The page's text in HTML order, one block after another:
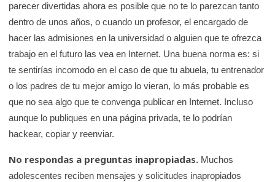
parecer divertidas ahora es posible que no te lo parezcan tanto
dentro de unos años, o cuando un profesor, el encargado de
hacer las admisiones en la universidad o alguien que te ofrezca
trabajo en el futuro las vea en Internet. Una buena norma es: si
te sentirías incomodo en el caso de que tu abuela, tu entrenador
o los padres de tu mejor amigo lo vieran, lo más probable es
que no sea algo que te convenga publicar en Internet. Incluso
aunque lo publiques en una página privada, te lo podrían
hackear, copiar y reenviar.
No respondas a preguntas inapropiadas. Muchos
adolescentes reciben mensajes y solicitudes inapropiados